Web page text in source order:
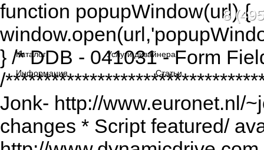
function popupWindow(url) {
} /* DDB - 041031 - Form
/
Jonk- http://www.euronet.nl/
changes * Script featured/
8
Каталог
Услуги дизайнера
Информация
Статьи